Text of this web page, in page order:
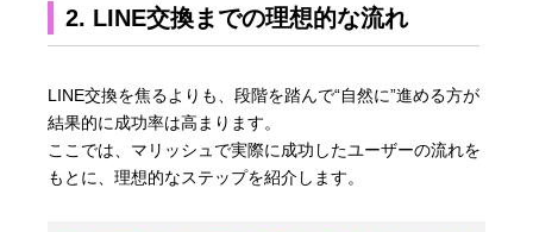
2. LINE交換までの理想的な流れ
LINE交換を焦るよりも、段階を踏んで“自然に”進める方が
結果的に成功率は高まります。
ここでは、マリッシュで実際に成功したユーザーの流れを
もとに、理想的なステップを紹介します。